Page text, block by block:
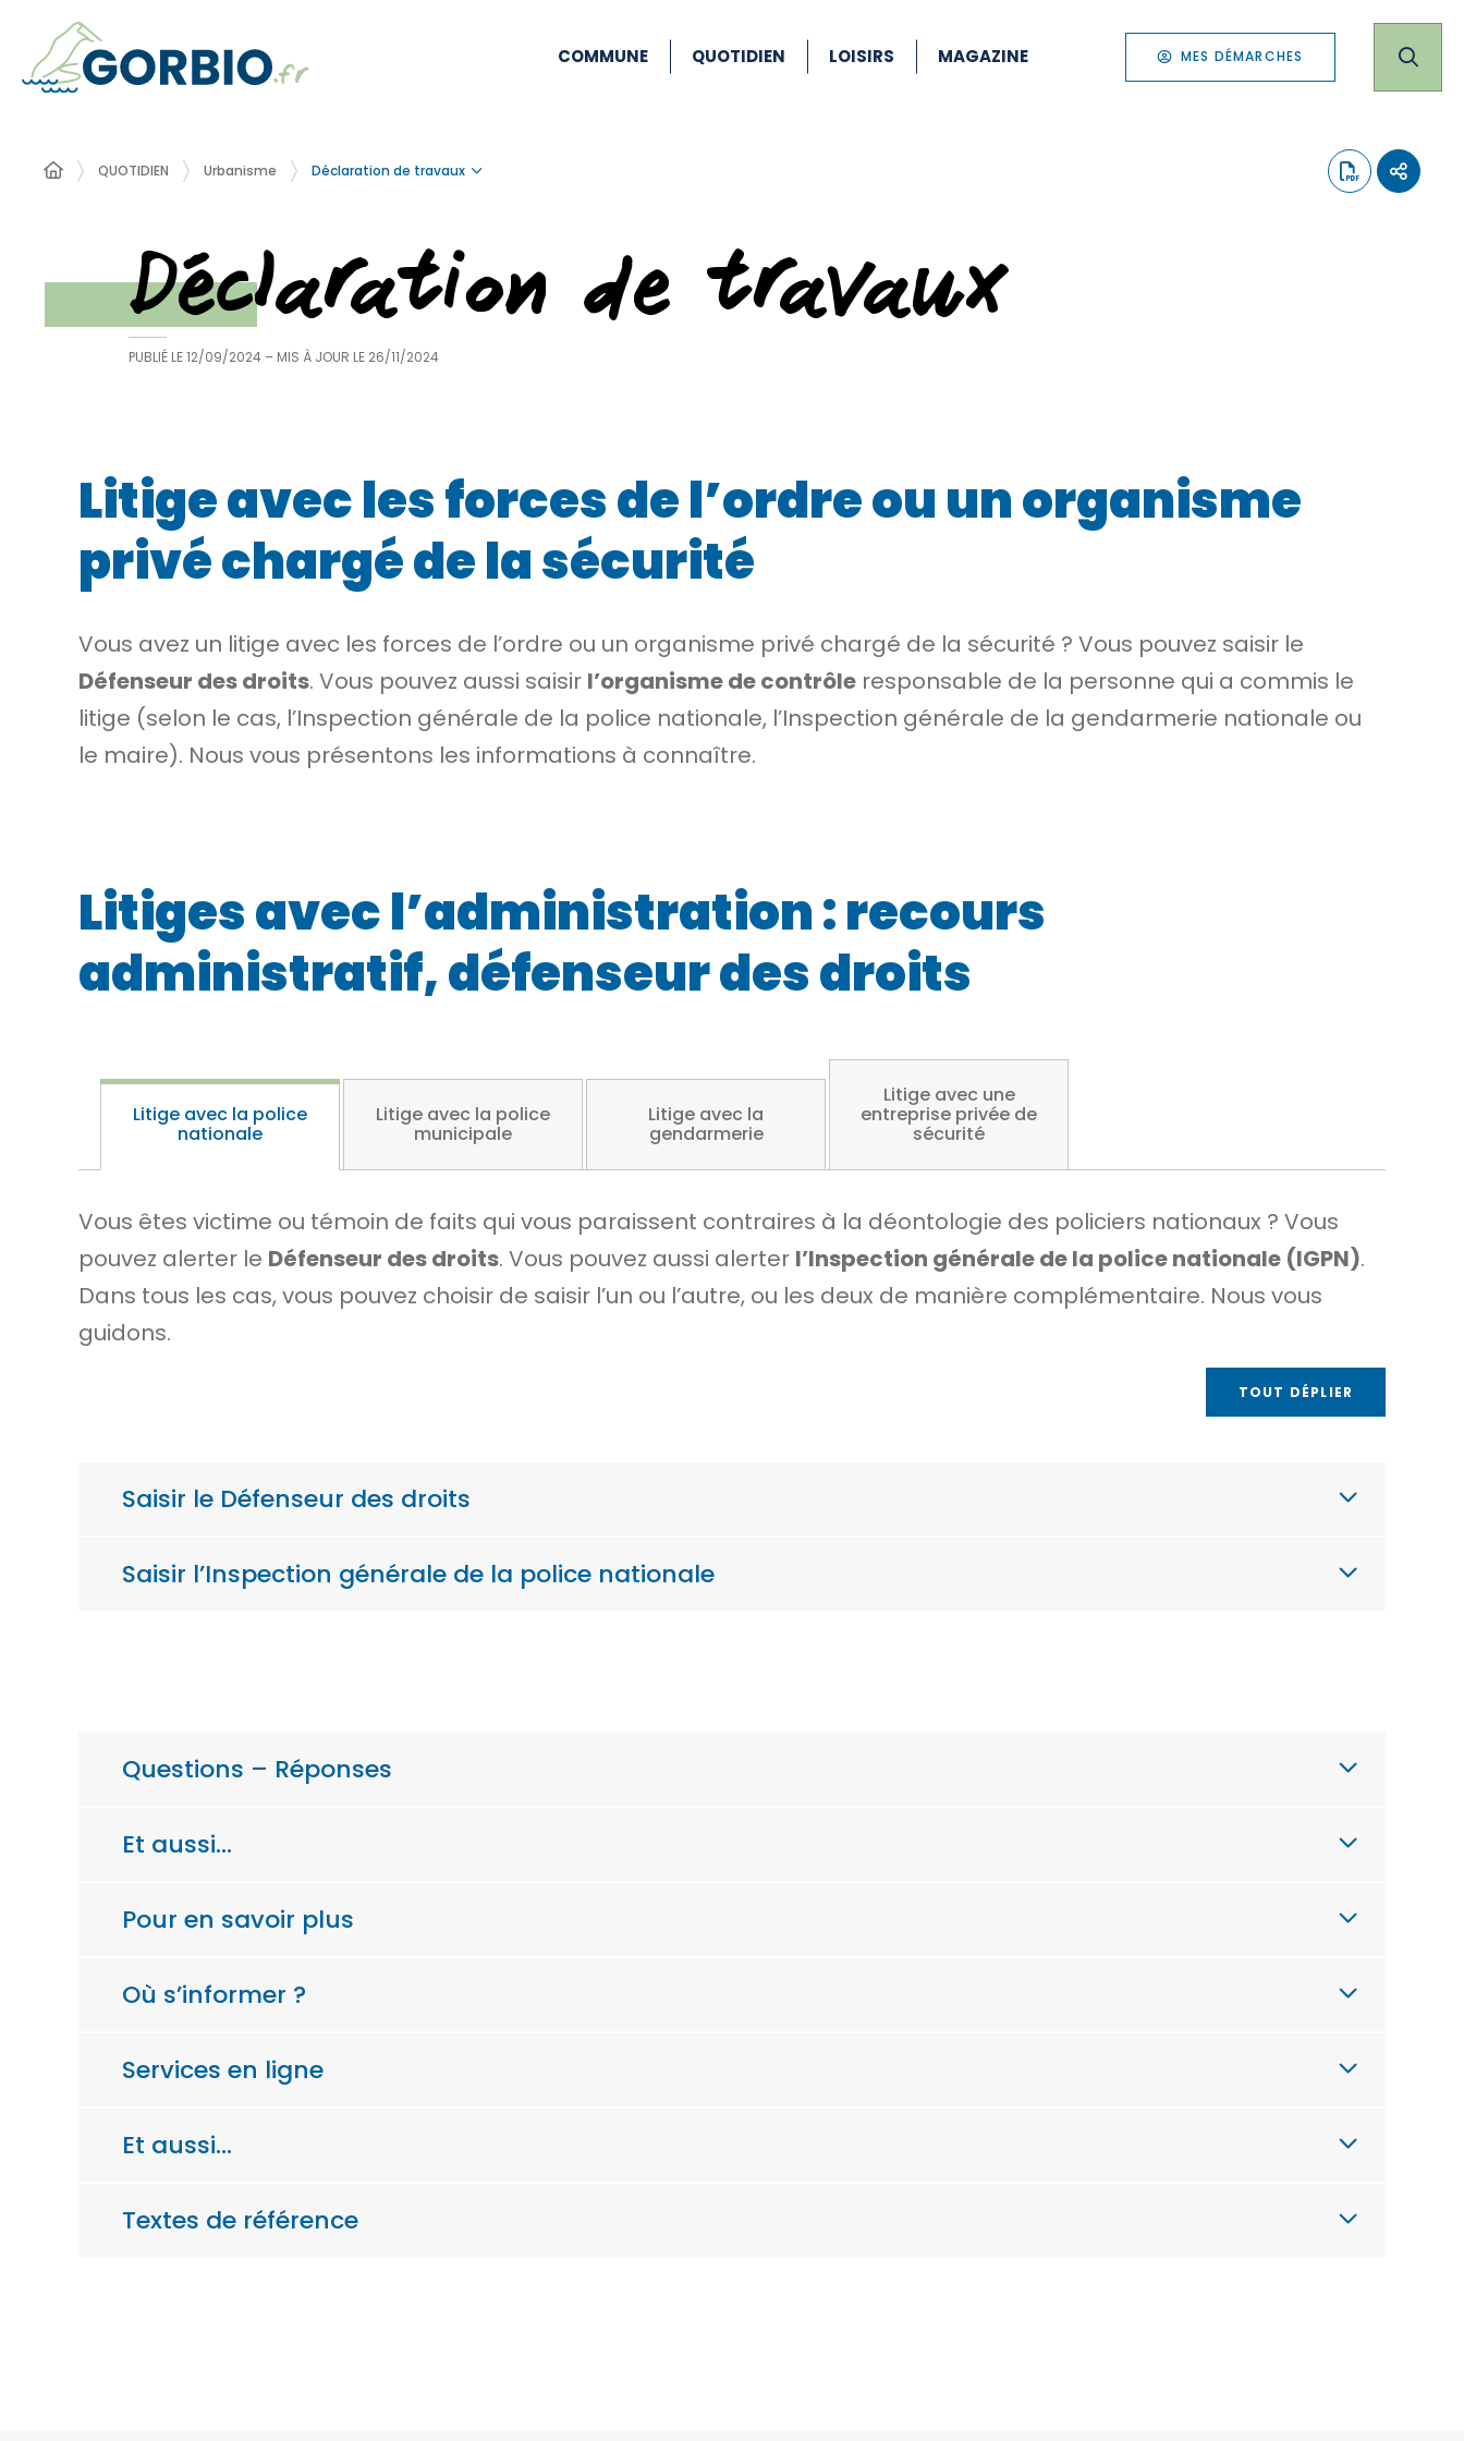
COMMUNE QUOTIDIEN LOISIRS MAGAZINE MES DÉMARCHES
QUOTIDIEN Urbanisme Déclaration de travaux
Déclaration de travaux
PUBLIÉ LE12/09/2024 – MIS À JOUR LE 26/11/2024
Litige avec les forces de l’ordre ou un organisme
privé chargé de la sécurité
Vous avez un litige avec les forces de l’ordre ou un organisme privé chargé de la sécurité ? Vous pouvez saisir le
Défenseur des droits. Vous pouvez aussi saisir l’organisme de contrôle responsable de la personne qui a commis le
litige (selon le cas, l’Inspection générale de la police nationale, l’Inspection générale de la gendarmerie nationale ou
le maire). Nous vous présentons les informations à connaître.
Litiges avec l’administration : recours
administratif, défenseur des droits
Litige avec la police
nationale
Litige avec la police
municipale
Litige avec la
gendarmerie
Litige avec une
entreprise privée de
sécurité
Vous êtes victime ou témoin de faits qui vous paraissent contraires à la déontologie des policiers nationaux ? Vous
pouvez alerter le Défenseur des droits. Vous pouvez aussi alerter l’Inspection générale de la police nationale (IGPN).
Dans tous les cas, vous pouvez choisir de saisir l’un ou l’autre, ou les deux de manière complémentaire. Nous vous
guidons.
TOUT DÉPLIER
Saisir le Défenseur des droits
Saisir l’Inspection générale de la police nationale
Questions – Réponses
Et aussi…
Pour en savoir plus
Où s’informer ?
Services en ligne
Et aussi…
Textes de référence